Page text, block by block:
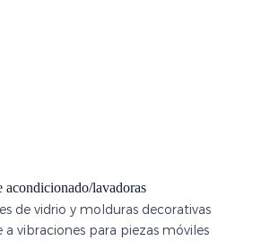
acondicionado/lavadoras
de vidrio y molduras decorativas
a vibraciones para piezas móviles